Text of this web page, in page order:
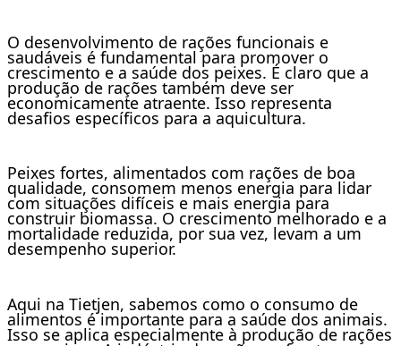
O desenvolvimento de rações funcionais e
saudáveis é fundamental para promover o
crescimento e a saúde dos peixes. É claro que a
produção de rações também deve ser
economicamente atraente. Isso representa
desafios específicos para a aquicultura.
Peixes fortes, alimentados com rações de boa
qualidade, consomem menos energia para lidar
com situações difíceis e mais energia para
construir biomassa. O crescimento melhorado e a
mortalidade reduzida, por sua vez, levam a um
desempenho superior.
Aqui na Tietjen, sabemos como o consumo de
alimentos é importante para a saúde dos animais.
Isso se aplica especialmente à produção de rações